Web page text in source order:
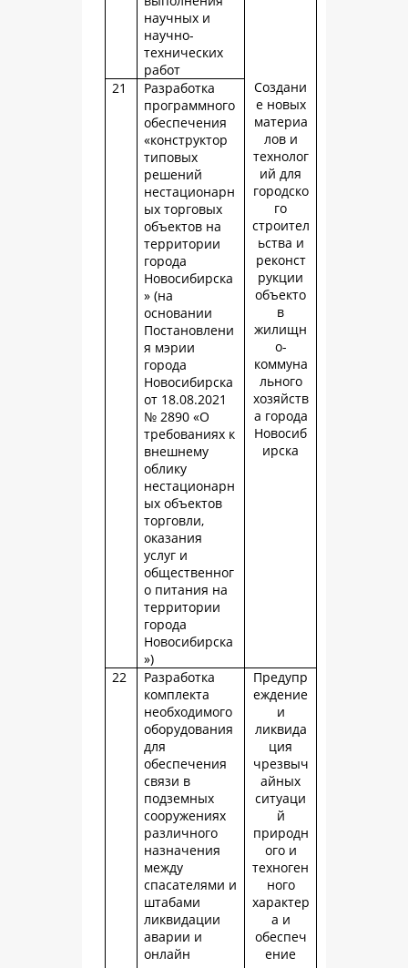
научных и
научно-
технических
работ
Создани
е новых
материа
лов и
технолог
ий для
городско
го
строител
ьства и
реконст
рукции
объекто
в
жилищн
о-
коммуна
льного
хозяйств
а города
Новосиб
ирска
21
Разработка
программного
обеспечения
«конструктор
типовых
решений
нестационарн
ых торговых
объектов на
территории
города
Новосибирска
» (на
основании
Постановлени
я мэрии
города
Новосибирска
от 18.08.2021
№ 2890 «О
требованиях к
внешнему
облику
нестационарн
ых объектов
торговли,
оказания
услуг и
общественног
о питания на
территории
города
Новосибирска
»)
22
Разработка
комплекта
необходимого
оборудования
для
обеспечения
связи в
подземных
сооружениях
различного
назначения
между
спасателями и
штабами
ликвидации
аварии и
онлайн
Предупр
еждение
и
ликвида
ция
чрезвыч
айных
ситуаци
й
природн
ого и
техноген
ного
характер
а и
обеспеч
ение